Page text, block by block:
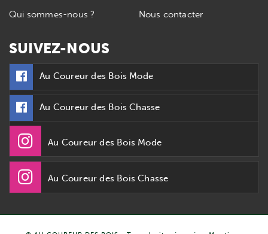
Qui sommes-nous ? Nous contacter
SUIVEZ-NOUS
Au Coureur des Bois Mode
Au Coureur des Bois Chasse
Au Coureur des Bois Mode
Au Coureur des Bois Chasse